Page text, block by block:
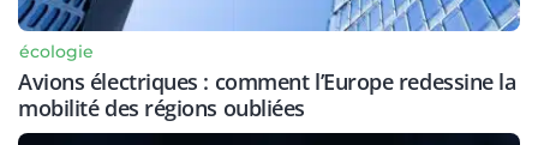
écologie
Avions électriques : comment l’Europe redessine la
mobilité des régions oubliées